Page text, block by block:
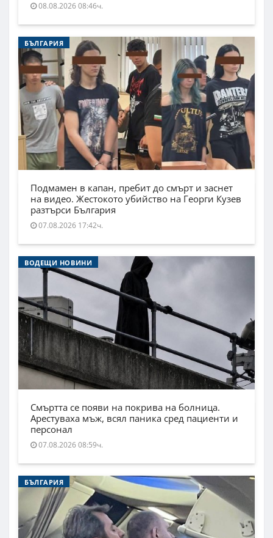
08.08.2026 08:46ч.
БЪЛГАРИЯ
Подмамен в капан, пребит до смърт и заснет
на видео. Жестокото убийство на Георги Кузев
разтърси България
07.08.2026 17:42ч.
ВОДЕЩИ НОВИНИ
Смъртта се появи на покрива на болница.
Арестуваха мъж, всял паника сред пациенти и
персонал
07.08.2026 08:59ч.
БЪЛГАРИЯ